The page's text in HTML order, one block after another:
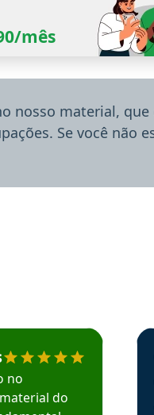
mês
nosso material,
Se você não
o Aprova
no
do